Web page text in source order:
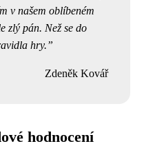
v našem oblíbeném
zlý pán. Než se do
hry.
Zdeněk Kovář
hodnocení